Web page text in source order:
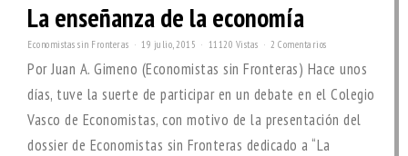
La enseñanza de la economía
Economistas sin Fronteras 19 julio, 2015 11120 Vistas 2 Comentarios
Por Juan A. Gimeno (Economistas sin Fronteras) Hace unos
días, tuve la suerte de participar en un debate en el Colegio
Vasco de Economistas, con motivo de la presentación del
dossier de Economistas sin Fronteras dedicado a “La